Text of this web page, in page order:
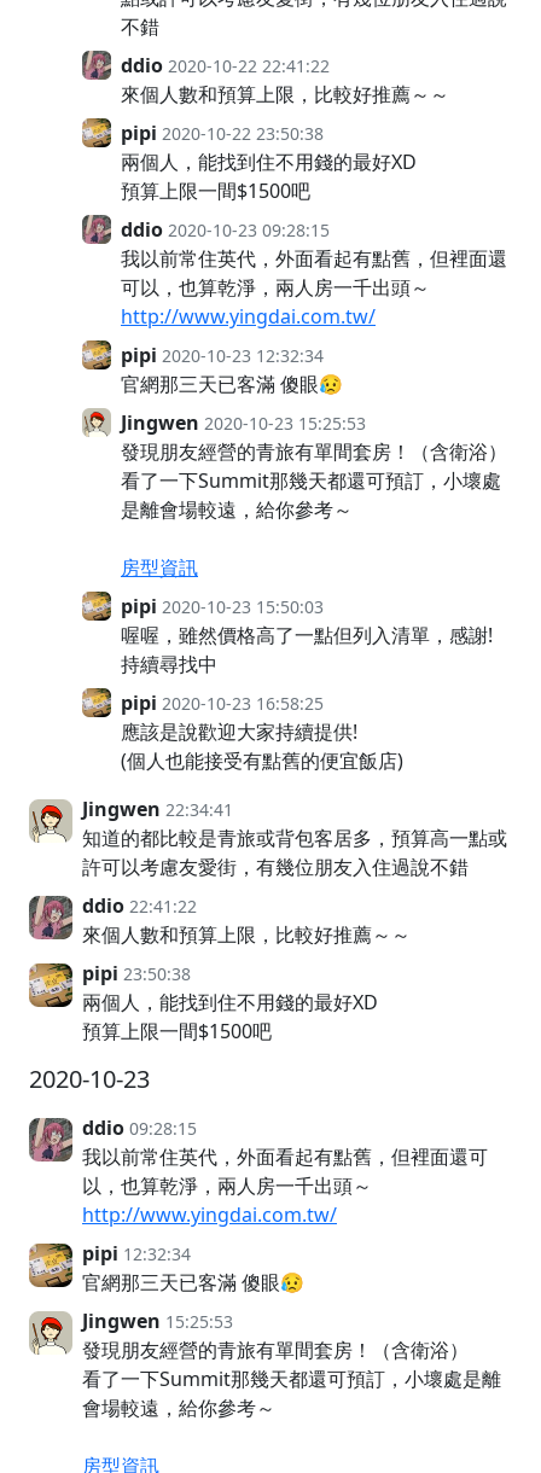
不錯
ddio 2020-10-22 22:41:22
來個人數和預算上限，比較好推薦～～
pipi 2020-10-22 23:50:38
兩個人，能找到住不用錢的最好XD
預算上限一間$1500吧
ddio 2020-10-23 09:28:15
我以前常住英代，外面看起有點舊，但裡面還
可以，也算乾淨，兩人房一千出頭～
http://www.yingdai.com.tw/
pipi 2020-10-23 12:32:34
官網那三天已客滿 傻眼😥
Jingwen 2020-10-23 15:25:53
發現朋友經營的青旅有單間套房！（含衛浴）
看了一下Summit那幾天都還可預訂，小壞處
是離會場較遠，給你參考～
房型資訊
pipi 2020-10-23 15:50:03
喔喔，雖然價格高了一點但列入清單，感謝!
持續尋找中
pipi 2020-10-23 16:58:25
應該是說歡迎大家持續提供!
(個人也能接受有點舊的便宜飯店)
Jingwen 22:34:41
知道的都比較是青旅或背包客居多，預算高一點或
許可以考慮友愛街，有幾位朋友入住過說不錯
ddio 22:41:22
來個人數和預算上限，比較好推薦～～
pipi 23:50:38
兩個人，能找到住不用錢的最好XD
預算上限一間$1500吧
2020-10-23
ddio 09:28:15
我以前常住英代，外面看起有點舊，但裡面還可
以，也算乾淨，兩人房一千出頭～
http://www.yingdai.com.tw/
pipi 12:32:34
官網那三天已客滿 傻眼😥
Jingwen 15:25:53
發現朋友經營的青旅有單間套房！（含衛浴）
看了一下Summit那幾天都還可預訂，小壞處是離
會場較遠，給你參考～
房型資訊